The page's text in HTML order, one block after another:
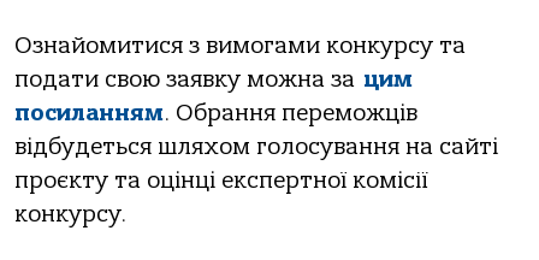
Ознайомитися з вимогами конкурсу та
подати свою заявку можна за цим
посиланням. Обрання переможців
відбудеться шляхом голосування на сайті
проєкту та оцінці експертної комісії
конкурсу.